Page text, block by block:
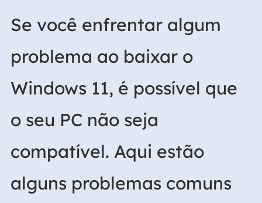
Se você enfrentar algum
problema ao baixar o
Windows 11, é possível que
o seu PC não seja
compatível. Aqui estão
alguns problemas comuns